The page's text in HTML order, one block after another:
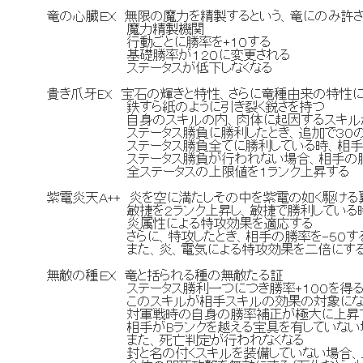
竜の心臓ＥＸ 無限の魔力を精製するという、竜にのみ許
魔力精製機関
行動ごとに勝率を+１０する
基礎勝率が１２０に変更される
ステータスが低下しなくなる
貴き爪牙EX 宝石の輝きと特性、さらに竜種由来の特性
鉄すら紙のように引き裂く鋭さを持つ
自身のスキルの内、肉体に起因するスキルが敵
ステータス勝負に勝利したとき、追加で３０の
ステータス勝負全てに勝利している時、相手の
ステータス勝負が行われない場合、相手の勝
全ステータスの上限値を１ランク上昇する
紫電炎天Ａ++ 炎を空に満たしその中を紫電の如く駆ける
敏捷を２ランク上昇し、敏捷で勝利している
炎属性による特攻効果を適応する
さらに、特攻したとき、相手の勝率を-５０す
また、炎、電気による特攻効果を二倍にす
無敵の種ＥＸ 竜と括られる種の無敵たる証
ステータス勝利一つにつき勝率+１００を得
このスキルが相手スキルの効果の対象になった
対軍戦時の自身の勝率補正が極大に上昇
相手がBランクを越える宝具を有していない場
また、死亡判定が行われなくなる
封と名の付くスキルを装備していない場合、